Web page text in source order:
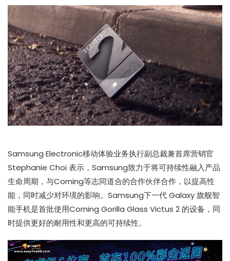
Samsung Electronic移动体验业务执行副总裁兼首席营销官
Stephanie Choi 表示，Samsung致力于将可持续性融入产品
生命周期，与Corning等志同道合的合作伙伴合作，以提高性
能，同时减少对环境的影响。Samsung下一代 Galaxy 旗舰智
能手机是首批使用Corning Gorilla Glass Victus 2 的设备，同
时提供更好的耐用性和更高的可持续性。